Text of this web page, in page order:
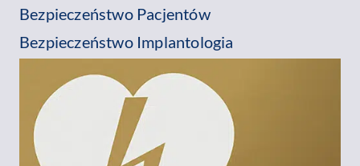
Bezpieczeństwo Pacjentów
Bezpieczeństwo Implantologia